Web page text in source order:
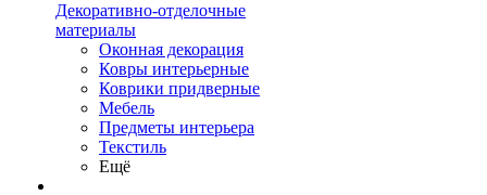
Декоративно-отделочные
материалы
Оконная декорация
Ковры интерьерные
Коврики придверные
Мебель
Предметы интерьера
Текстиль
Ещё